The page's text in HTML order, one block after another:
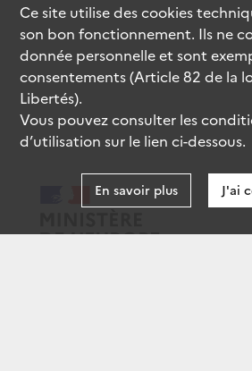
Ce site utilise descookies
son bon fonctionnement. Ils ne
donnée personnelle et sont
consentements (Article 82 de la
Libertés).
Vous pouvez consulter les
d’utilisation sur le lien ci-dessous.
En savoir plus J'ai